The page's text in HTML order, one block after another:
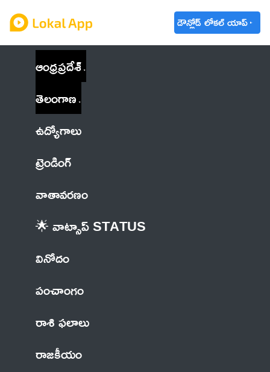
డౌన్లోడ్ లోకల్ యాప్
ఆంధ్రప్రదేశ్
తెలంగాణ
ఉద్యోగాలు
ట్రెండింగ్
వాతావరణం
🌟 వాట్సాప్ STATUS
వినోదం
పంచాంగం
రాశి ఫలాలు
రాజకీయం